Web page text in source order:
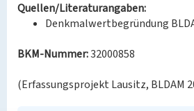
Quellen/Literaturangaben:
Denkmalwertbegründung
BKM-Nummer:32000858
(Erfassungsprojekt Lausitz, BLDAM